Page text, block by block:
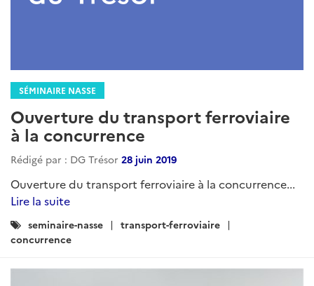
SÉMINAIRE NASSE
Ouverture du transport ferroviaire
à la concurrence
Rédigé par : DG Trésor 28 juin 2019
Ouverture du transport ferroviaire à la concurrence...
Lire la suite
Catégories
:
seminaire-nasse
transport-ferroviaire
concurrence